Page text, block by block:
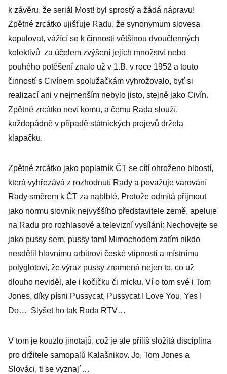
k závěru, že seriál Most! byl sprostý a žádá nápravu!
Zpětné zrcátko ujišťuje Radu, že synonymum slovesa
kopulovat, vážící se k činnosti většinou dvoučlenných
kolektivů za účelem zvýšení jejich množství nebo
pouhého potěšení znalo už v 1.B. v roce 1952 a touto
činností s Civínem spolužačkám vyhrožovalo, byť si
realizací ani v nejmenším nebylo jisto, stejně jako Civín.
Zpětné zrcátko neví komu, a čemu Rada slouží,
každopádně v případě státnických projevů držela
klapačku.
Zpětné zrcátko jako poplatník ČT se cítí ohroženo blbostí,
která vyhřezává z rozhodnutí Rady a považuje varování
Rady směrem k ČT za nablblé. Protože odmítá přijmout
jako normu slovník nejvyššího představitele země, apeluje
na Radu pro rozhlasové a televizní vysílání: Nechovejte se
jako pussy sem, pussy tam! Mimochodem zatím nikdo
nesdělil hlavnímu arbitrovi české vtipnosti a místnímu
polyglotovi, že výraz pussy znamená nejen to, co už
dlouho neviděl, ale i kočičku či micku. Ví o tom své i Tom
Jones, díky písni Pussycat, Pussycat I Love You, Yes I
Do… Slyšet ho tak Rada RTV…
V tom je kouzlo jinotajů, což je ale příliš složitá disciplina
pro držitele samopalů Kalašnikov. Jo, Tom Jones a
Slováci, ti se vyznaj´…